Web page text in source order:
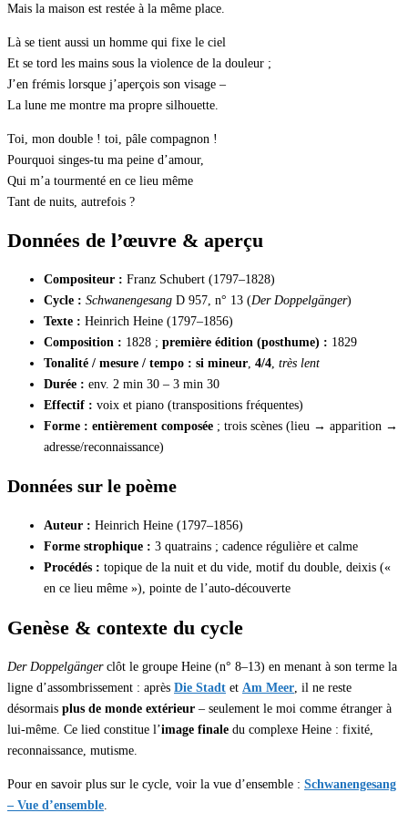
Mais la maison est restée à la même place.
Là se tient aussi un homme qui fixe le ciel
Et se tord les mains sous la violence de la douleur ;
J’en frémis lorsque j’aperçois son visage –
La lune me montre ma propre silhouette.
Toi, mon double ! toi, pâle compagnon !
Pourquoi singes-tu ma peine d’amour,
Qui m’a tourmenté en ce lieu même
Tant de nuits, autrefois ?
Données de l’œuvre & aperçu
Compositeur : Franz Schubert (1797–1828)
Cycle : Schwanengesang D 957, n° 13 (Der Doppelgänger)
Texte : Heinrich Heine (1797–1856)
Composition : 1828 ; première édition (posthume) : 1829
Tonalité / mesure / tempo : si mineur, 4/4, très lent
Durée : env. 2 min 30 – 3 min 30
Effectif : voix et piano (transpositions fréquentes)
Forme : entièrement composée ; trois scènes (lieu → apparition →
adresse/reconnaissance)
Données sur le poème
Auteur : Heinrich Heine (1797–1856)
Forme strophique : 3 quatrains ; cadence régulière et calme
Procédés : topique de la nuit et du vide, motif du double, deixis («
en ce lieu même »), pointe de l’auto-découverte
Genèse & contexte du cycle
Der Doppelgängerclôt le groupe Heine (n° 8–13) en menant à son terme la
ligne d’assombrissement : après Die Stadt et Am Meer , il ne reste
désormais plus de monde extérieur – seulement le moi comme étranger à
lui-même. Ce lied constitue l’image finale du complexe Heine : fixité,
reconnaissance, mutisme.
Pour en savoir plus sur le cycle, voir la vue d’ensemble : Schwanengesang
– Vue d’ensemble